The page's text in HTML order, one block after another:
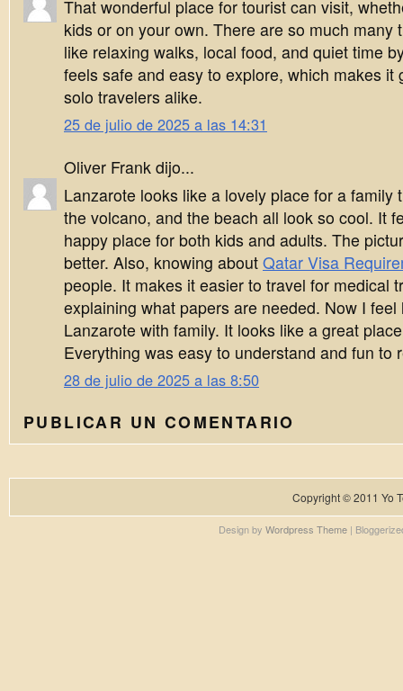
That wonderful place for tourist can visit,
kids or on your own. There are so much many
like relaxing walks, local food, and quiet time
feels safe and easy to explore, which makes it
solo travelers alike.
25 de julio de 2025 a las 14:31
Oliver Frank dijo...
Lanzarote looks like a lovely place for a family
the volcano, and the beach all look so cool. It
happy place for both kids and adults. The
better. Also, knowing about Qatar Visa
people. It makes it easier to travel for medical
explaining what papers are needed. Now I feel
Lanzarote with family. It looks like a great
Everything was easy to understand and fun to
28 de julio de 2025 a las 8:50
PUBLICAR UN COMENTARIO
Copyright © 2011 Yo
Design by Wordpress Theme|